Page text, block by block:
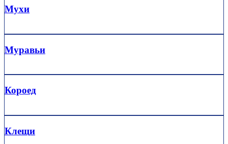
Мухи
Муравьи
Короед
Клещи